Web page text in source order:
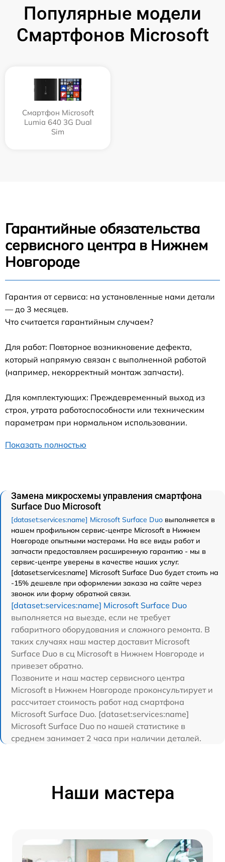
Популярные модели
Смартфонов Microsoft
Смартфон Microsoft
Lumia 640 3G Dual
Sim
Гарантийные обязательства
сервисного центра в Нижнем
Новгороде
Гарантия от сервиса: на установленные нами детали
— до 3 месяцев.
Что считается гарантийным случаем?
Для работ: Повторное возникновение дефекта,
который напрямую связан с выполненной работой
(например, некорректный монтаж запчасти).
Для комплектующих: Преждевременный выход из
строя, утрата работоспособности или техническим
параметрам при нормальном использовании.
Показать полностью
Замена микросхемы управления смартфона
Surface Duo Microsoft
[dataset:services:name] Microsoft Surface Duo выполняется в
нашем профильном сервис-центре Microsoft в Нижнем
Новгороде опытными мастерами. На все виды работ и
запчасти предоставляем расширенную гарантию - мы в
сервис-центре уверены в качестве наших услуг.
[dataset:services:name] Microsoft Surface Duo будет стоить на
-15% дешевле при оформлении заказа на сайте через
звонок или форму обратной связи.
[dataset:services:name] Microsoft Surface Duo
выполняется на выезде, если не требует
габаритного оборудования и сложного ремонта. В
таких случаях наш мастер доставит Microsoft
Surface Duo в сц Microsoft в Нижнем Новгороде и
привезет обратно.
Позвоните и наш мастер сервисного центра
Microsoft в Нижнем Новгороде проконсультирует и
рассчитает стоимость работ над смартфона
Microsoft Surface Duo. [dataset:services:name]
Microsoft Surface Duo по нашей статистике в
среднем занимает 2 часа при наличии деталей.
Наши мастера